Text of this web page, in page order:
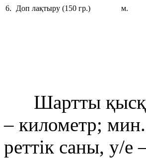
6. Доп лақтыру (150 гр.) м.
Шартты
– километр;
реттік саны, у/е